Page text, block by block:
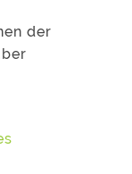
der